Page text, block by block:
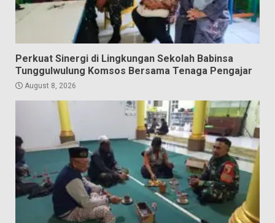
Perkuat Sinergi di Lingkungan Sekolah Babinsa
Tunggulwulung Komsos Bersama Tenaga Pengajar
August 8, 2026